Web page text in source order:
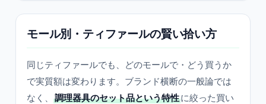
モール別・ティファールの賢い拾い方
同じティファールでも、どのモールで・どう買うか
で実質額は変わります。ブランド横断の一般論では
なく、
調理器具のセット品という特性に絞った買い